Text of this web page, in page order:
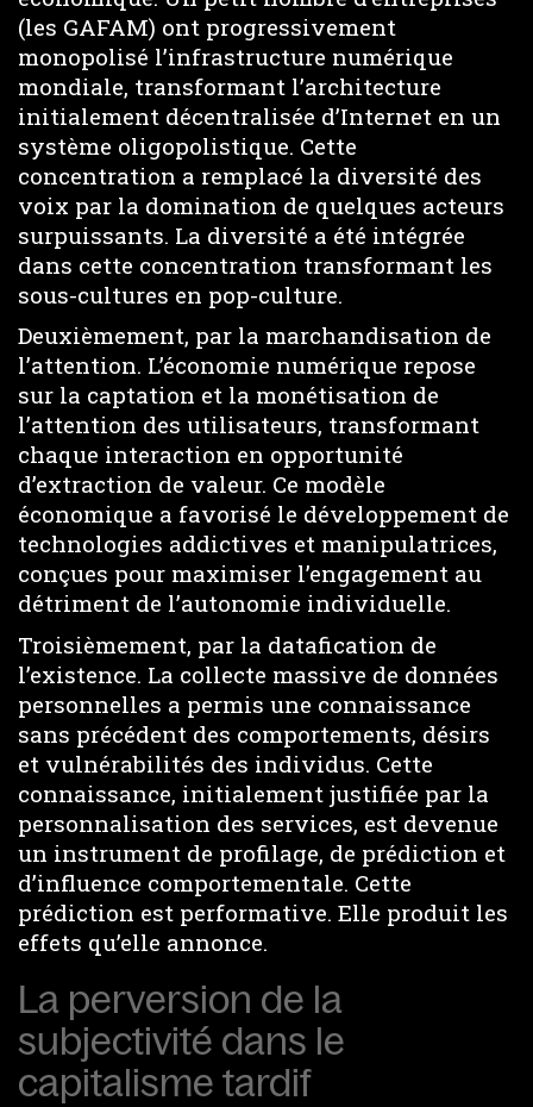
(les GAFAM) ont progressivement
monopolisé l’infrastructure numérique
mondiale, transformant l’architecture
initialement décentralisée d’Internet en un
système oligopolistique. Cette
concentration a remplacé la diversité des
voix par la domination de quelques acteurs
surpuissants. La diversité a été intégrée
dans cette concentration transformant les
sous-cultures en pop-culture.
Deuxièmement, par la marchandisation de
l’attention. L’économie numérique repose
sur la captation et la monétisation de
l’attention des utilisateurs, transformant
chaque interaction en opportunité
d’extraction de valeur. Ce modèle
économique a favorisé le développement de
technologies addictives et manipulatrices,
conçues pour maximiser l’engagement au
détriment de l’autonomie individuelle.
Troisièmement, par la datafication de
l’existence. La collecte massive de données
personnelles a permis une connaissance
sans précédent des comportements, désirs
et vulnérabilités des individus. Cette
connaissance, initialement justifiée par la
personnalisation des services, est devenue
un instrument de profilage, de prédiction et
d’influence comportementale. Cette
prédiction est performative. Elle produit les
effets qu’elle annonce.
La perversion de la
subjectivité dans le
capitalisme tardif